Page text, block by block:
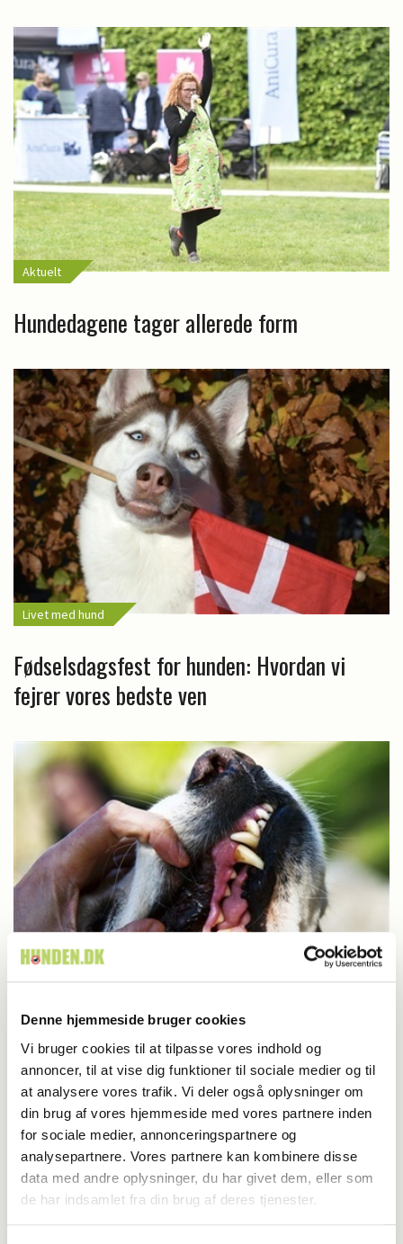
Denne hjemmeside bruger cookies
Vi bruger cookies til at tilpasse vores indhold og
annoncer, til at vise dig funktioner til sociale medier og til
at analysere vores trafik. Vi deler også oplysninger om
din brug af vores hjemmeside med vores partnere inden
for sociale medier, annonceringspartnere og
analysepartnere. Vores partnere kan kombinere disse
data med andre oplysninger, du har givet dem, eller som
de har indsamlet fra din brug af deres tjenester.
Aktuelt
Hundedagene tager allerede form
Livet med hund
Fødselsdagsfest for hunden: Hvordan vi
fejrer vores bedste ven
Dyrlæge/sundhed
Få din hunds tænder tjekket gratis